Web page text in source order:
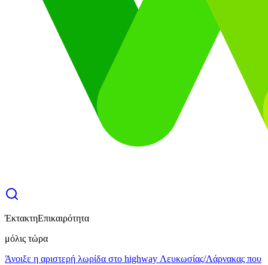
ΈκτακτηΕπικαιρότητα
μόλις τώρα
Άνοιξε η αριστερή λωρίδα στο highway Λευκωσίας/Λάρνακας που